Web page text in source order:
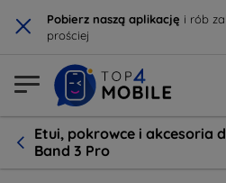
× Pobierz naszą aplikację i rób
prościej
Etui, pokrowce i akcesoria
Band 3 Pro